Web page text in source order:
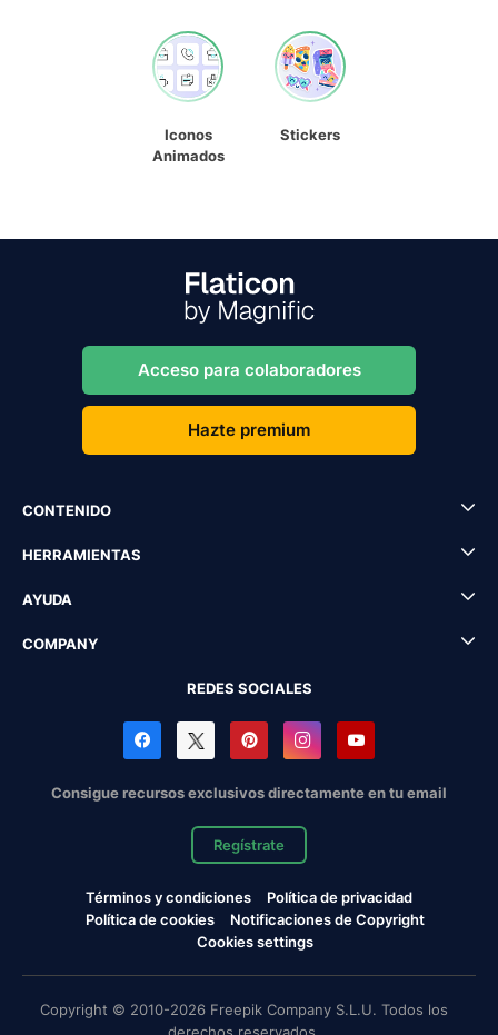
Iconos
Animados
Stickers
Acceso para colaboradores
Hazte premium
CONTENIDO
HERRAMIENTAS
AYUDA
COMPANY
REDES SOCIALES
Consigue recursos exclusivos directamente en tu email
Regístrate
Términos y condiciones
Política de privacidad
Política de cookies
Notificaciones de Copyright
Cookies settings
Copyright © 2010-2026 Freepik Company S.L.U. Todos los